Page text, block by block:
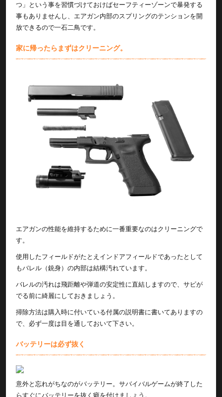
つ」という事を習慣づけておけばセーフティーゾーンで暴発する
事もありませんし、エアガン内部のスプリングのテンションを開
放できるので一石二鳥です。
家に帰ったらまずはクリーニング。
エアガンの性能を維持するために一番重要なのはクリーニングで
す。
使用したフィールドがたとえインドアフィールドであったとして
もバレル（銃身）の内部は結構汚れています。
バレルの汚れは飛距離や弾道の安定性に直結しますので、サビが
でる前に綺麗にしておきましょう。
掃除方法は購入時に付いている付属の説明書に書いてありますの
で、必ず一度は目を通しておいて下さい。
バッテリーは必ず抜く
意外と忘れがちなのがバッテリー。サバイバルゲームが終了した
らすぐにバッテリーを抜く癖を付けましょう。